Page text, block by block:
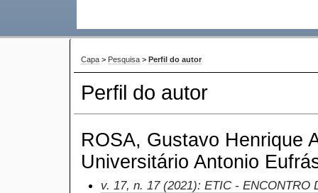
Capa > Pesquisa > Perfil do autor
Perfil do autor
ROSA, Gustavo Henrique
Universitário Antonio
v. 17, n. 17 (2021): ETIC - ENCONTRO